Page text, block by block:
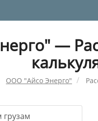
—
ООО "Айсо Энерго"